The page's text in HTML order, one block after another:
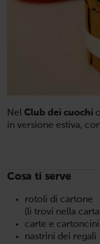
Nel Club dei cuochi
in versione estiva,
Cosa ti serve
rotoli di cartone
(li trovi nella
carte e
nastrini dei regali